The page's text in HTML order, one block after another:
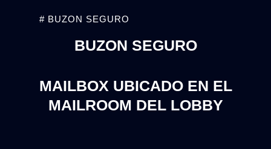
# BUZON SEGURO
BUZON SEGURO
MAILBOX UBICADO EN EL
MAILROOM DEL LOBBY